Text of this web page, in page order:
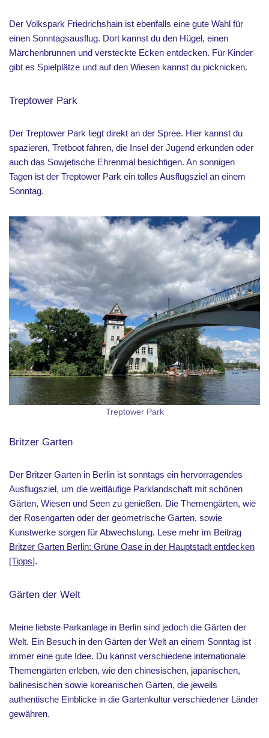
Der Volkspark Friedrichshain ist ebenfalls eine gute Wahl für
einen Sonntagsausflug. Dort kannst du den Hügel, einen
Märchenbrunnen und versteckte Ecken entdecken. Für Kinder
gibt es Spielplätze und auf den Wiesen kannst du picknicken.
Treptower Park
Der Treptower Park liegt direkt an der Spree. Hier kannst du
spazieren, Tretboot fahren, die Insel der Jugend erkunden oder
auch das Sowjetische Ehrenmal besichtigen. An sonnigen
Tagen ist der Treptower Park ein tolles Ausflugsziel an einem
Sonntag.
Treptower Park
Britzer Garten
Der Britzer Garten in Berlin ist sonntags ein hervorragendes
Ausflugsziel, um die weitläufige Parklandschaft mit schönen
Gärten, Wiesen und Seen zu genießen. Die Themengärten, wie
der Rosengarten oder der geometrische Garten, sowie
Kunstwerke sorgen für Abwechslung. Lese mehr im Beitrag
Britzer Garten Berlin: Grüne Oase in der Hauptstadt entdecken
[Tipps].
Gärten der Welt
Meine liebste Parkanlage in Berlin sind jedoch die Gärten der
Welt. Ein Besuch in den Gärten der Welt an einem Sonntag ist
immer eine gute Idee. Du kannst verschiedene internationale
Themengärten erleben, wie den chinesischen, japanischen,
balinesischen sowie koreanischen Garten, die jeweils
authentische Einblicke in die Gartenkultur verschiedener Länder
gewähren.